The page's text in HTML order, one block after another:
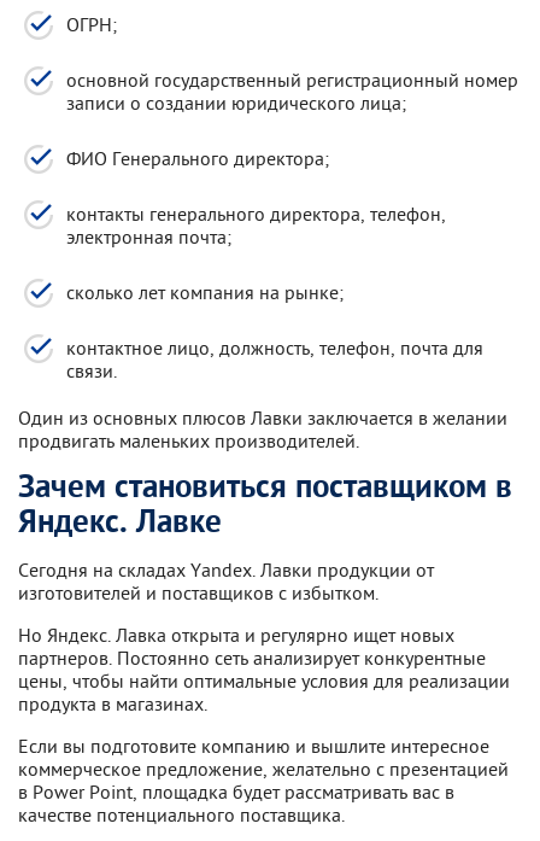
ОГРН;
основной государственный регистрационный номер
записи о создании юридического лица;
ФИО Генерального директора;
контакты генерального директора, телефон,
электронная почта;
сколько лет компания на рынке;
контактное лицо, должность, телефон, почта для
связи.
Один из основных плюсов Лавки заключается в желании
продвигать маленьких производителей.
Зачем становиться поставщиком в
Яндекс. Лавке
Сегодня на складах Yandex. Лавки продукции от
изготовителей и поставщиков с избытком.
Но Яндекс. Лавка открыта и регулярно ищет новых
партнеров. Постоянно сеть анализирует конкурентные
цены, чтобы найти оптимальные условия для реализации
продукта в магазинах.
Если вы подготовите компанию и вышлите интересное
коммерческое предложение, желательно с презентацией
в Power Point, площадка будет рассматривать вас в
качестве потенциального поставщика.